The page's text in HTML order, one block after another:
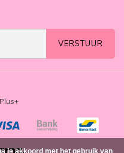
VERSTUUR
Plus+
je akkoord met het gebruik van